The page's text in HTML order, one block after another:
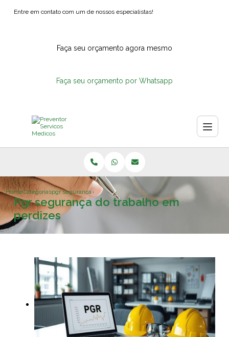
Entre em contato com um de nossos especialistas!
Faça seu orçamento agora mesmo
Faça seu orçamento por Whatsapp
HomeCategoriaspgr seguranca do trabalho perdizes
Pgr segurança do trabalho em
perdizes